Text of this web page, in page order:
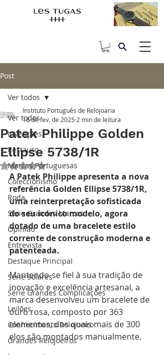
Post
Ver todos
Invenções
Restauro
Marcas Portuguesas
Coleccionismo
Roda
Série Grandes Marcas
Opinião
Entrevista
Destaque Principal
Série Solares
Série Grandes Complicações
Leilões
Conhecimento Relojoeiro
Grandes Relojoeiros
Ver todos
Patek Philippe Golden
Ellipse 5738/1R
Instituto Português de Relojoaria
18 de fev. de 2025 2 min de leitura
Avaliado com NaN de 5 estrelas.
A Patek Philippe apresenta a nova
referência Golden Ellipse 5738/1R,
uma reinterpretação sofisticada
do seu icónico modelo, agora
dotado de uma bracelete estilo
corrente de construção moderna e
patenteada.
Mantendo-se fiel à sua tradição de
inovação e excelência artesanal, a
marca desenvolveu um bracelete de
ouro rosa, composto por 363
elementos, dos quais mais de 300
elos são montados manualmente.